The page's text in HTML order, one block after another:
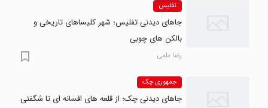
تفلیس
جاهای دیدنی تفلیس؛ شهر کلیساهای تاریخی و
بالکن های چوبی
رضا علمی
جمهوری چک
جاهای دیدنی چک؛ از قلعه های افسانه ای تا شگفتی